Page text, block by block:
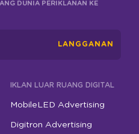
DUNIA PERIKLANAN KE
LANGGANAN
IKLAN LUAR RUANG DIGITAL
MobileLED Advertising
Digitron Advertising